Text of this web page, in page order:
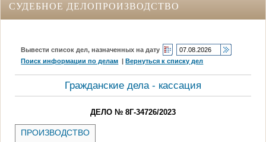
СУДЕБНОЕ ДЕЛОПРОИЗВОДСТВО
Вывести список дел, назначенных на дату
Поиск информации по делам |Вернуться к списку дел
Гражданские дела - кассация
ДЕЛО № 8Г-34726/2023
ПРОИЗВОДСТВО